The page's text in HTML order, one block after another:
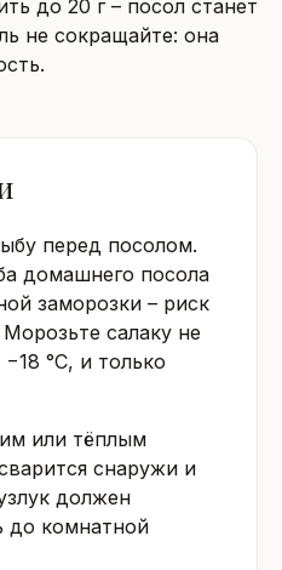
до 20 г – посол станет
не сокращайте: она
перед посолом.
домашнего посола
заморозки – риск
салаку не
°C, и только
или тёплым
снаружи и
должен
до комнатной